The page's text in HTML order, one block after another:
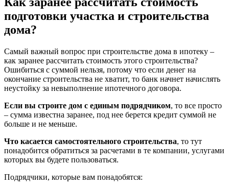
подготовки участка и строительства
дома?
Самый важный вопрос при строительстве дома в ипотеку –
как заранее рассчитать стоимость этого строительства?
Ошибиться с суммой нельзя, потому что если денег на
окончание строительства не хватит, то банк начнет начислять
неустойку за невыполнение ипотечного договора.
Если вы строите дом с единым подрядчиком, то все просто
– сумма известна заранее, под нее берется кредит суммой не
больше и не меньше.
Что касается самостоятельного строительства, то тут
понадобится обратиться за расчетами в те компании, услугами
которых вы будете пользоваться.
Подрядчики, которые вам понадобятся: